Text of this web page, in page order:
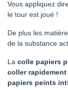
Vous appliquez
le tour est joué !
De plus les
de la substance
La colle papiers
coller rapidement
papiers peints